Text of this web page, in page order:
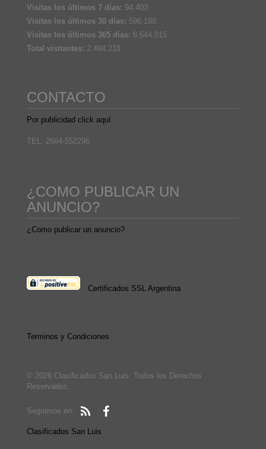
Visitas los últimos 7 días: 94.403
Visitas los últimos 30 días: 596.198
Visitas los últimos 365 días: 6.544.015
Total visitantes: 2.494.218
CONTACTO
Por publicidad click aquí
TEL: 2664-552296
¿COMO PUBLICAR UN
ANUNCIO?
¿Como publicar un anuncio?
Certificados SSL Argentina
Terminos y Condiciones
© 2026 Clasificados San Luis. Todos los Derechos
Reservados
Seguimos en:
Clasificados San Luis